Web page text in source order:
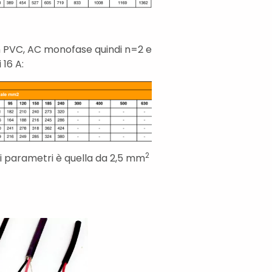
AC monofase quindi n=2 e
A:
è quella da 2,5 mm2